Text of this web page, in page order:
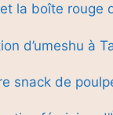
la boîte rouge
d’umeshu à
snack de